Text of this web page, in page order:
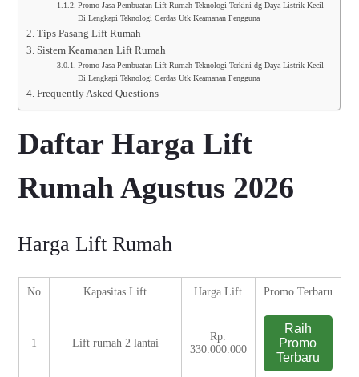
Promo Jasa Pembuatan Lift Rumah Teknologi Terkini dg Daya Listrik Kecil
Di Lengkapi Teknologi Cerdas Utk Keamanan Pengguna
Tips Pasang Lift Rumah
Sistem Keamanan Lift Rumah
Promo Jasa Pembuatan Lift Rumah Teknologi Terkini dg Daya Listrik Kecil
Di Lengkapi Teknologi Cerdas Utk Keamanan Pengguna
Frequently Asked Questions
Daftar Harga Lift
Rumah Agustus 2026
Harga Lift Rumah
No Kapasitas Lift Harga Lift Promo Terbaru
1 Lift rumah 2 lantai
Rp.
330.000.000
Raih
Promo
Terbaru